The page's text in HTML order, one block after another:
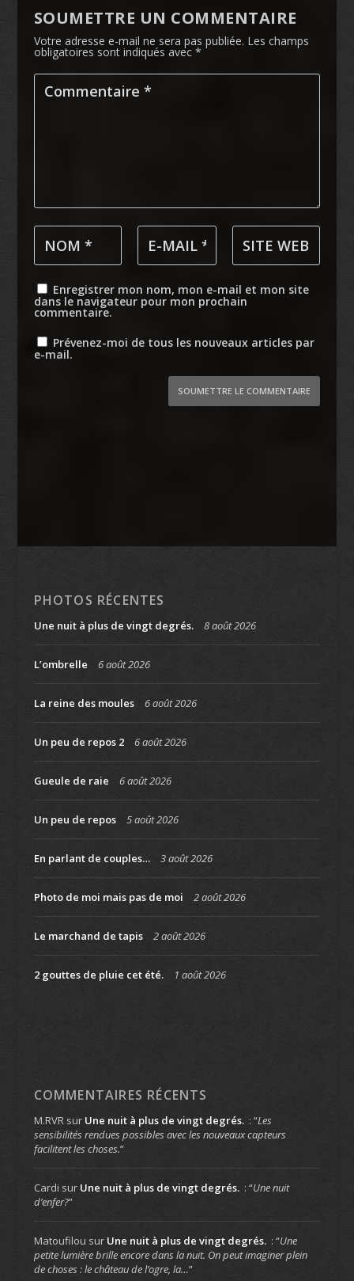
SOUMETTRE UN COMMENTAIRE
Votre adresse e-mail ne sera pas publiée. Les champs
obligatoires sont indiqués avec *
Enregistrer mon nom, mon e-mail et mon site
dans le navigateur pour mon prochain
commentaire.
Prévenez-moi de tous les nouveaux articles par
e-mail.
SOUMETTRE LE COMMENTAIRE
PHOTOS RÉCENTES
Une nuit à plus de vingt degrés. 8 août 2026
L’ombrelle 6 août 2026
La reine des moules 6 août 2026
Un peu de repos 2 6 août 2026
Gueule de raie 6 août 2026
Un peu de repos 5 août 2026
En parlant de couples… 3 août 2026
Photo de moi mais pas de moi 2 août 2026
Le marchand de tapis 2 août 2026
2 gouttes de pluie cet été. 1 août 2026
COMMENTAIRES RÉCENTS
M.RVRsur Une nuit à plus de vingt degrés. : “Les
sensibilités rendues possibles avec les nouveaux capteurs
facilitent les choses.”
Cardi sur Une nuit à plus de vingt degrés. : “Une nuit
d’enfer?”
Matoufilou sur Une nuit à plus de vingt degrés. : “Une
petite lumière brille encore dans la nuit. On peut imaginer plein
de choses : le château de l’ogre, la…”